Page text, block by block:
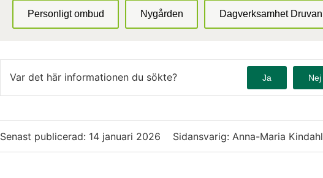
Personligt ombud Nygården Dagverksamhet Druvan
Var det här informationen du sökte? Ja Nej
Senast publicerad: 14 januari 2026 Sidansvarig: Anna-Maria Kindahl